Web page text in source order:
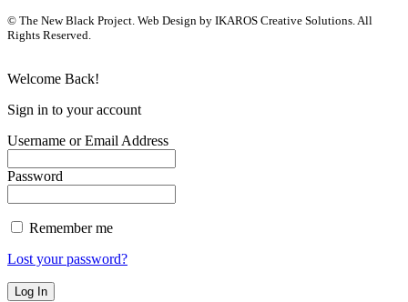
© The New Black Project. Web Design by IKAROS Creative Solutions. All
Rights Reserved.
Welcome Back!
Sign in to your account
Username or Email Address
Password
Remember me
Lost your password?